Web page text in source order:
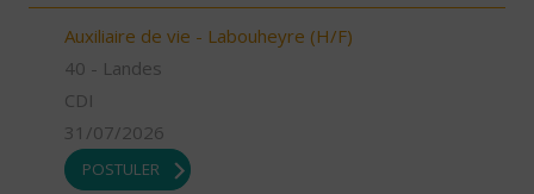
Auxiliaire de vie - Labouheyre (H/F)
40 - Landes
CDI
31/07/2026
POSTULER